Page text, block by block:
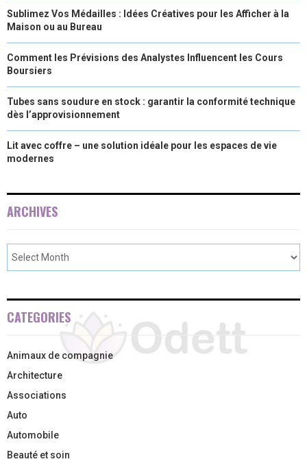
Sublimez Vos Médailles : Idées Créatives pour les Afficher à la
Maison ou au Bureau
Comment les Prévisions des Analystes Influencent les Cours
Boursiers
Tubes sans soudure en stock : garantir la conformité technique
dès l’approvisionnement
Lit avec coffre – une solution idéale pour les espaces de vie
modernes
ARCHIVES
CATEGORIES
Animaux de compagnie
Architecture
Associations
Auto
Automobile
Beauté et soin